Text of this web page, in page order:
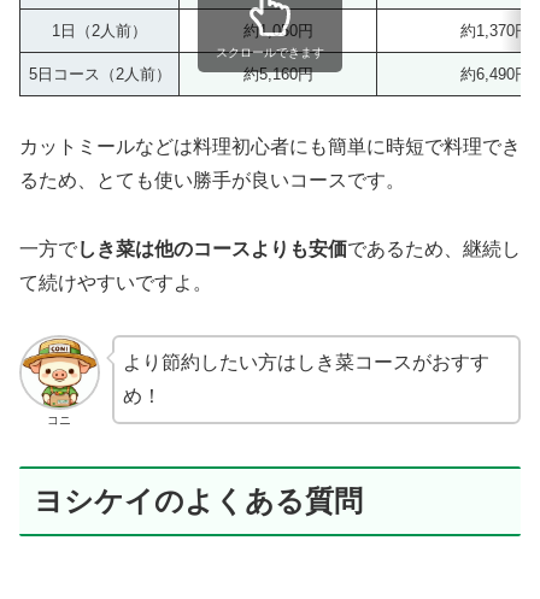
1日（2人前） 約1,050円 約1,370円
5日コース（2人前） 約5,160円 約6,490円
スクロールできます
カットミールなどは料理初心者にも簡単に時短で料理でき
るため、とても使い勝手が良いコースです。
一方でしき菜は他のコースよりも安価であるため、継続し
て続けやすいですよ。
コニ
より節約したい方はしき菜コースがおすす
め！
ヨシケイのよくある質問